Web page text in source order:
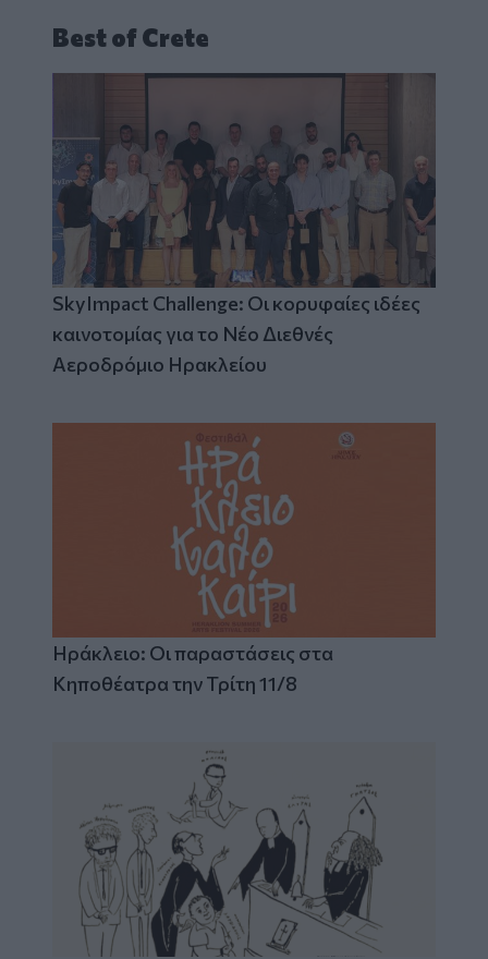
Best of Crete
SkyImpact Challenge: Οι κορυφαίες ιδέες
καινοτομίας για το Νέο Διεθνές
Αεροδρόμιο Ηρακλείου
Ηράκλειο: Οι παραστάσεις στα
Κηποθέατρα την Τρίτη 11/8